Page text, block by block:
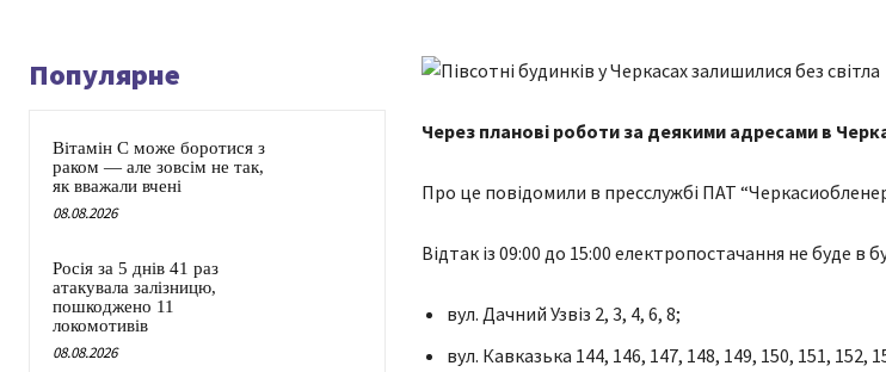
Популярне
Вітамін C може боротися з
раком — але зовсім не так,
як вважали вчені
08.08.2026
Росія за 5 днів 41 раз
атакувала залізницю,
пошкоджено 11
локомотивів
08.08.2026
Через планові роботи за деякими адресами в
Про це повідомили в пресслужбі ПАТ
Відтак із 09:00 до 15:00 електропостачання не буде в
вул. Дачний Узвіз 2, 3, 4, 6, 8;
вул. Кавказька 144, 146, 147, 148, 149, 150, 151, 152,